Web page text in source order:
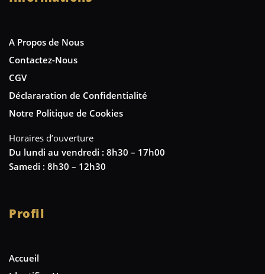
A Propos de Nous
Contactez-Nous
CGV
Déclararation de Confidentialité
Notre Politique de Cookies
Horaires d’ouverture
Du lundi au vendredi : 8h30 – 17h00
Samedi : 8h30 – 12h30
Profil
Accueil